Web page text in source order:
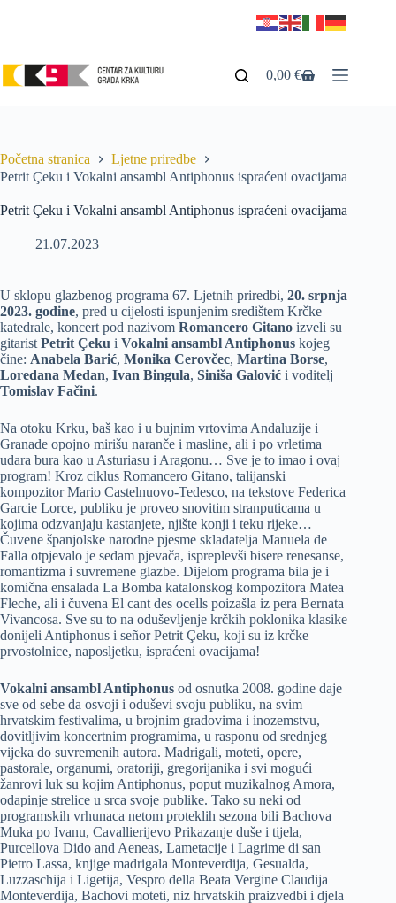
0,00€
Početna stranica
Ljetne priredbe
Petrit Çeku i Vokalni ansambl Antiphonus ispraćeni ovacijama
Petrit Çeku i Vokalni ansambl Antiphonus ispraćeni ovacijama
21.07.2023
U sklopu glazbenog programa 67. Ljetnih priredbi, 20. srpnja
2023. godine, pred u cijelosti ispunjenim središtem Krčke
katedrale, koncert pod nazivom Romancero Gitano izveli su
gitarist Petrit Çeku i Vokalni ansambl Antiphonus kojeg
čine: Anabela Barić, Monika Cerovčec, Martina Borse,
Loredana Medan, Ivan Bingula, Siniša Galović i voditelj
Tomislav Fačini.
Na otoku Krku, baš kao i u bujnim vrtovima Andaluzije i
Granade opojno mirišu naranče i masline, ali i po vrletima
udara bura kao u Asturiasu i Aragonu… Sve je to imao i ovaj
program! Kroz ciklus Romancero Gitano, talijanski
kompozitor Mario Castelnuovo-Tedesco, na tekstove Federica
Garcie Lorce, publiku je proveo snovitim stranputicama u
kojima odzvanjaju kastanjete, njište konji i teku rijeke…
Čuvene španjolske narodne pjesme skladatelja Manuela de
Falla otpjevalo je sedam pjevača, ispreplevši bisere renesanse,
romantizma i suvremene glazbe. Dijelom programa bila je i
komična ensalada La Bomba katalonskog kompozitora Matea
Fleche, ali i čuvena El cant des ocells poizašla iz pera Bernata
Vivancosa. Sve su to na oduševljenje krčkih poklonika klasike
donijeli Antiphonus i señor Petrit Çeku, koji su iz krčke
prvostolnice, naposljetku, ispraćeni ovacijama!
Vokalni ansambl Antiphonus od osnutka 2008. godine daje
sve od sebe da osvoji i oduševi svoju publiku, na svim
hrvatskim festivalima, u brojnim gradovima i inozemstvu,
dovitljivim koncertnim programima, u rasponu od srednjeg
vijeka do suvremenih autora. Madrigali, moteti, opere,
pastorale, organumi, oratoriji, gregorijanika i svi mogući
žanrovi luk su kojim Antiphonus, poput muzikalnog Amora,
odapinje strelice u srca svoje publike. Tako su neki od
programskih vrhunaca netom proteklih sezona bili Bachova
Muka po Ivanu, Cavallierijevo Prikazanje duše i tijela,
Purcellova Dido and Aeneas, Lametacije i Lagrime di san
Pietro Lassa, knjige madrigala Monteverdija, Gesualda,
Luzzaschija i Ligetija, Vespro della Beata Vergine Claudija
Monteverdija, Bachovi moteti, niz hrvatskih praizvedbi i djela